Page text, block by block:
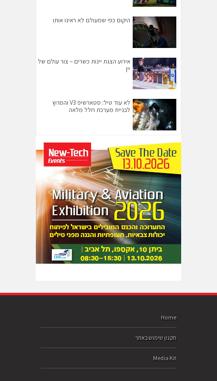
היקום כפי שמעולם לא ראינו אותו
אירוע הצגת יינות כשרים – צור עולם של
יין
לא עוד טיל: סטארשיפ V3 והמרוץ
לבניית מערכת חלל מלאה
Home
תקנון שימוש באתר
Media Kit